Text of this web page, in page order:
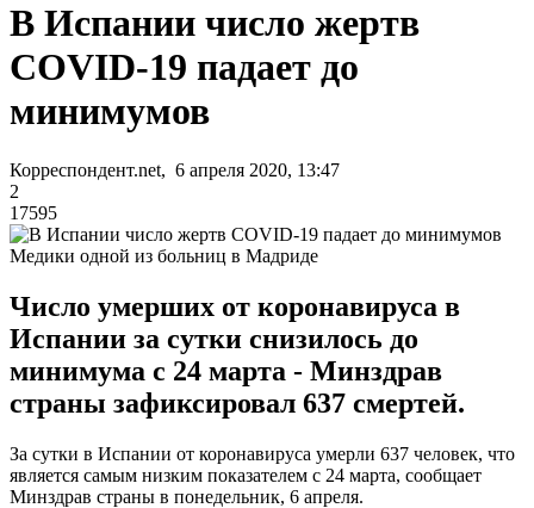
В Испании число жертв
COVID-19 падает до
минимумов
Корреспондент.net, 6 апреля 2020, 13:47
2
17595
Медики одной из больниц в Мадриде
Число умерших от коронавируса в
Испании за сутки снизилось до
минимума с 24 марта - Минздрав
страны зафиксировал 637 смертей.
За сутки в Испании от коронавируса умерли 637 человек, что
является самым низким показателем с 24 марта, сообщает
Минздрав страны в понедельник, 6 апреля.